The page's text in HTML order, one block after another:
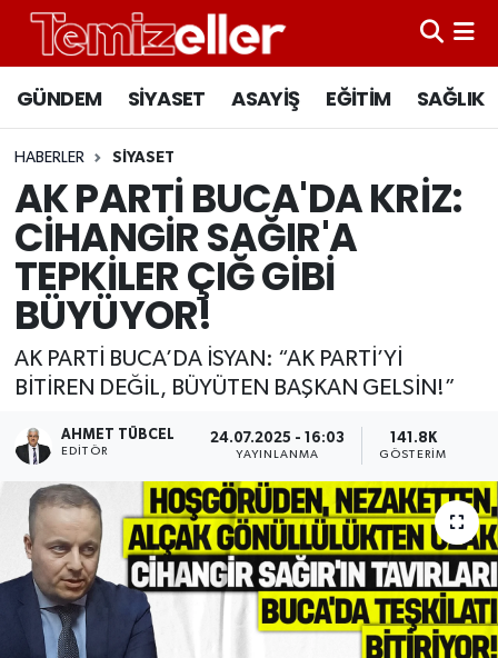
GÜNDEM SİYASET ASAYİŞ EĞİTİM SAĞLIK
HABERLER SİYASET
AK PARTİ BUCA'DA KRİZ:
CİHANGİR SAĞIR'A
TEPKİLER ÇIĞ GİBİ
BÜYÜYOR!
AK PARTİ BUCA’DA İSYAN: “AK PARTİ’Yİ
BİTİREN DEĞİL, BÜYÜTEN BAŞKAN GELSİN!”
AHMET TÜBCEL
EDITÖR
24.07.2025 - 16:03
YAYINLANMA
141.8K
GÖSTERIM
CANLI YAYIN
ASAYİŞ
EĞİTİM
SAĞLIK
SİYASET
Hava Durumu
Süper Lig Puan Durumu ve Fikstür
Tüm Manşetler
Son Dakika Haberleri
Haber Arşivi